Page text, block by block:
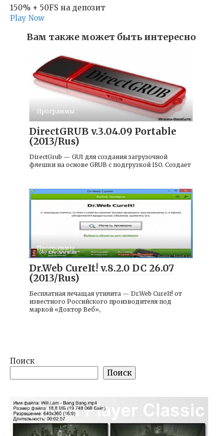
150% + 50FS на депозит
Play Now
Вам также может быть интересно
Программы
DirectGRUB v.3.04.09 Portable
(2013/Rus)
DirectGrub — GUI для создания загрузочной
флешки на основе GRUB с подгрузкой ISO. Создает
Программы
Dr.Web CureIt! v.8.2.0 DC 26.07
(2013/Rus)
Бесплатная лечащая утилита — Dr.Web CureIt! от
известного Российского производителя под
маркой «Доктор Веб»,
Поиск
Поиск